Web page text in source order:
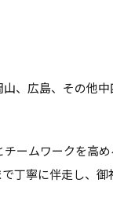
、広島、その他
ームワークを高め
丁寧に伴走し、御